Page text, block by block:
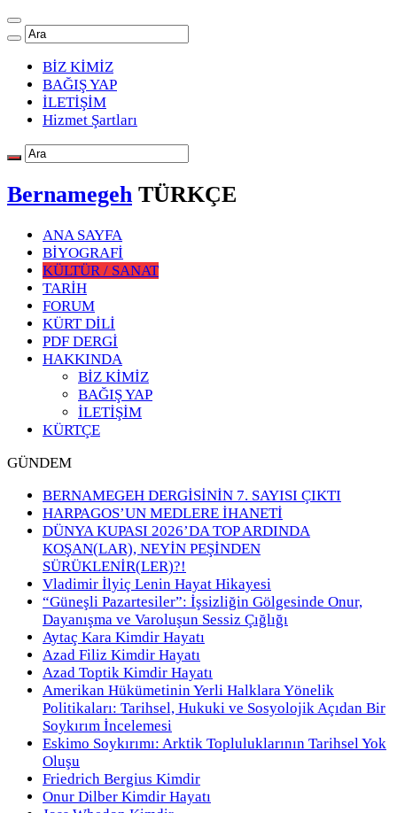
BİZ KİMİZ
BAĞIŞ YAP
İLETİŞİM
Hizmet Şartları
Bernamegeh TÜRKÇE
ANA SAYFA
BİYOGRAFİ
KÜLTÜR / SANAT
TARİH
FORUM
KÜRT DİLİ
PDF DERGİ
HAKKINDA
BİZ KİMİZ
BAĞIŞ YAP
İLETİŞİM
KÜRTÇE
GÜNDEM
BERNAMEGEH DERGİSİNİN 7. SAYISI ÇIKTI
HARPAGOS’UN MEDLERE İHANETİ
DÜNYA KUPASI 2026’DA TOP ARDINDA
KOŞAN(LAR), NEYİN PEŞİNDEN
SÜRÜKLENİR(LER)?!
Vladimir İlyiç Lenin Hayat Hikayesi
“Güneşli Pazartesiler”: İşsizliğin Gölgesinde Onur,
Dayanışma ve Varoluşun Sessiz Çığlığı
Aytaç Kara Kimdir Hayatı
Azad Filiz Kimdir Hayatı
Azad Toptik Kimdir Hayatı
Amerikan Hükümetinin Yerli Halklara Yönelik
Politikaları: Tarihsel, Hukuki ve Sosyolojik Açıdan Bir
Soykırım İncelemesi
Eskimo Soykırımı: Arktik Topluluklarının Tarihsel Yok
Oluşu
Friedrich Bergius Kimdir
Onur Dilber Kimdir Hayatı